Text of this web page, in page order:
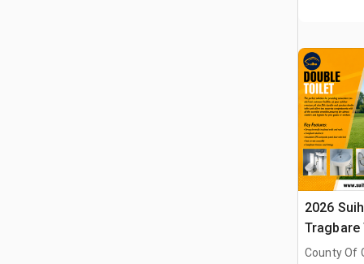
2026
Tragbare
County Of